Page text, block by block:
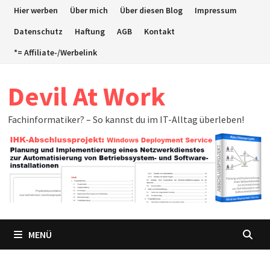
ZumHier werben Über mich Über diesen Blog
Impressum
Datenschutz
Haftung AGB
Kontakt
*= Affiliate-/Werbelink
Devil At Work
Fachinformatiker? – So kannst du im IT-Alltag überleben!
MENÜ